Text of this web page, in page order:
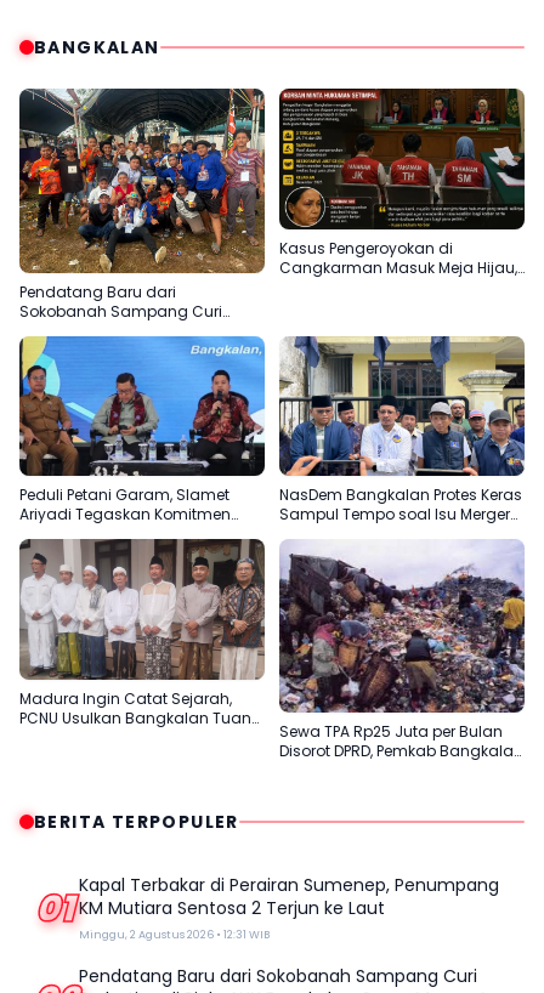
BANGKALAN
Pendatang Baru dari
Sokobanah Sampang Curi
Bangkalan, Super Marcoet Juara
1 Galatama
Kasus Pengeroyokan di
Cangkarman Masuk Meja Hijau,
Peduli Petani Garam, Slamet
Ariyadi Tegaskan Komitmen
Masyarakat Madura
NasDem Bangkalan Protes Keras
Sampul Tempo soal Isu Merger
Madura Ingin Catat Sejarah,
PCNU Usulkan Bangkalan Tuan
Sewa TPA Rp25 Juta per Bulan
Disorot DPRD, Pemkab Bangkalan
BERITA TERPOPULER
01 Kapal Terbakar di Perairan Sumenep, Penumpang
KM Mutiara Sentosa 2 Terjun ke Laut
Minggu, 2 Agustus 2026 • 12:31 WIB
Pendatang Baru dari Sokobanah Sampang Curi